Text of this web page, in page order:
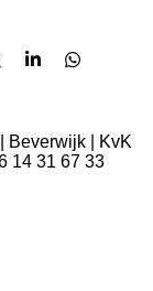
S
e
D
n
Beverwijk | KvK
14 31 67 33